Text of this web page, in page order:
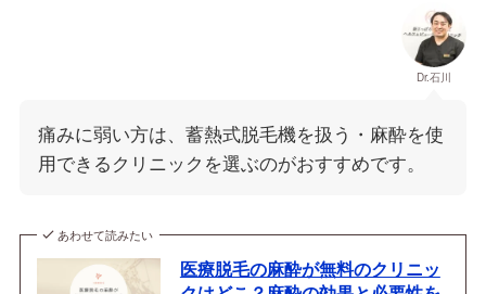
Dr.石川
痛みに弱い方は、蓄熱式脱毛機を扱う・麻酔を使
用できるクリニックを選ぶのがおすすめです。
あわせて読みたい
医療脱毛の麻酔が無料のクリニッ